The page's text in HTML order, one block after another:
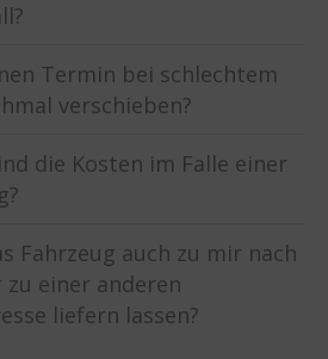
Termin bei schlechtem
verschieben?
die Kosten im Falle einer
Fahrzeug auch zu mir nach
zu einer anderen
liefern lassen?